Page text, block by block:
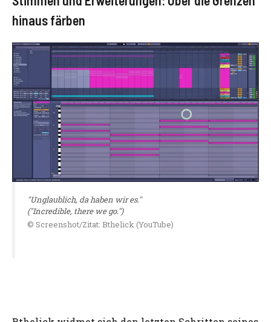
hinaus färben
"Unglaublich, da haben wir es."
("Incredible, there we go.")
© Screenshot/Zitat: Bthelick (YouTube)